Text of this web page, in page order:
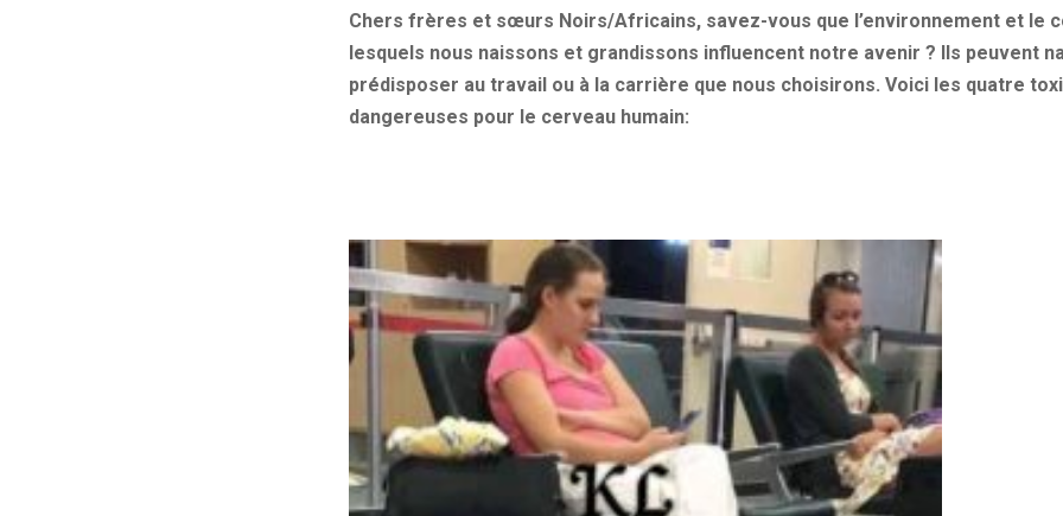
Chers frères et sœurs Noirs/Africains, savez-vous que l’environnement et le
lesquels nous naissons et grandissons influencent notre avenir ? Ils peuvent
prédisposer au travail ou à la carrière que nous choisirons. Voici les quatre
dangereuses pour le cerveau humain: